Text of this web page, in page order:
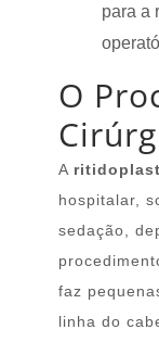
para a
O
A
hospitalar,
sedação,
faz
linha do